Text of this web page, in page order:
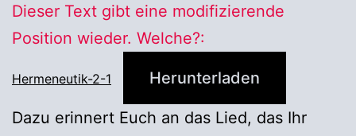
Dieser Text gibt eine modifizierende
Position wieder. Welche?:
Hermeneutik-2-1 Herunterladen
Dazu erinnert Euch an das Lied, das Ihr